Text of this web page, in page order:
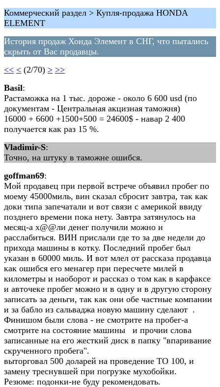
Коммерческий раздел > Купля-продажа HONDA
ELEMENT
История продаж Хонда Элемент в СНГ, что пытались
скрыть от Вас продавцы.
<< < (2/70) > >>
Basil:
Растаможка на 1 тыс. дороже - около 6 600 usd (по
документам - Центральная акцизная таможня)
16000 + 6600 +1500+500 = 24600$ - навар 2 400
получается как раз 15 %.
Vladimir-S:
Точно, на штуку в таможне ошибся.
goffman69:
Мой продавец при первой встрече объявил пробег по
моему 45000миль, вин сказал сбросит завтра, так как
доки типа запечатали и вот связи с америкой ввиду
позднего времени пока нету. Завтра затянулось на
месяц-а х@@ли денег получили можно и
расслабиться. ВИН прислали где то за две недели до
прихода машины в котку. Последний пробег был
указан в 60000 миль. И вот млел от рассказа продавца
как ошибся его менагер при пересчете милей в
километры и наоборот и рассказ о том как в карфаксе
и авточеке пробег можно и в одну и в другую сторону
записать за деньги, так как они обе частные компании
и за бабло из сальваджа новую машину сделают .
Финишом были слова - не смотрите на пробег-а
смотрите на состояние машины и прочии слова
записанные на его жесткий диск в папку "впаривание
скрученного пробега".
выторговал 500 доларей на проведение ТО 100, и
замену треснувшей при погрузке мухобойки.
Резюме: подонки-не буду рекомендовать.